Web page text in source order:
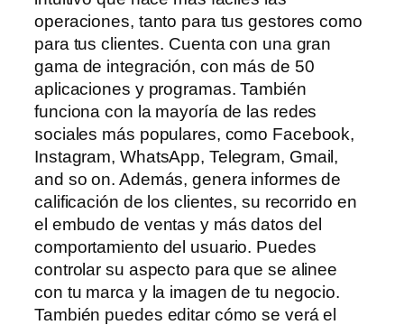
operaciones, tanto para tus gestores como
para tus clientes. Cuenta con una gran
gama de integración, con más de 50
aplicaciones y programas. También
funciona con la mayoría de las redes
sociales más populares, como Facebook,
Instagram, WhatsApp, Telegram, Gmail,
and so on. Además, genera informes de
calificación de los clientes, su recorrido en
el embudo de ventas y más datos del
comportamiento del usuario. Puedes
controlar su aspecto para que se alinee
con tu marca y la imagen de tu negocio.
También puedes editar cómo se verá el